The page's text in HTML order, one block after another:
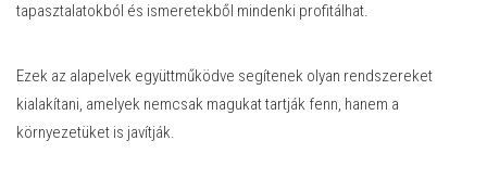
tapasztalatokból és ismeretekből mindenki profitálhat.
Ezek az alapelvek együttműködve segítenek olyan rendszereket
kialakítani, amelyek nemcsak magukat tartják fenn, hanem a
környezetüket is javítják.